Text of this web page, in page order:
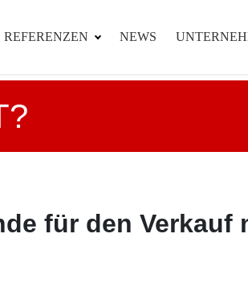
REFERENZEN NEWS
für den Verkauf